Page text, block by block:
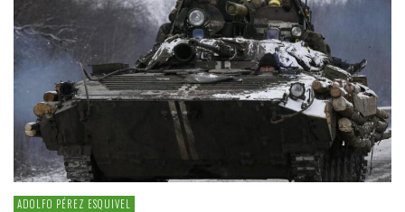
ADOLFO PÉREZ ESQUIVEL